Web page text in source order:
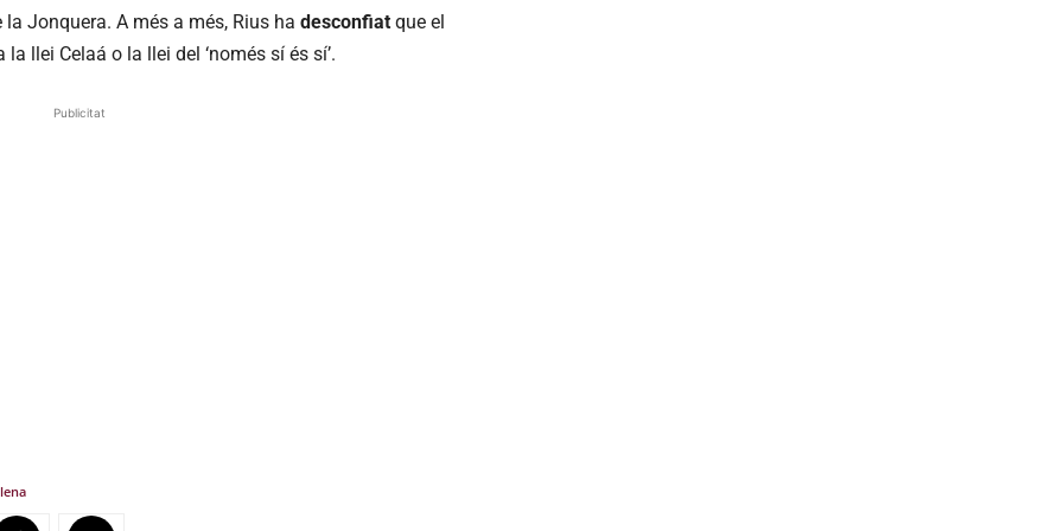
Jonquera. A més a més, Rius ha desconfiat que el
llei Celaá o la llei del ‘només sí és sí’.
Publicitat